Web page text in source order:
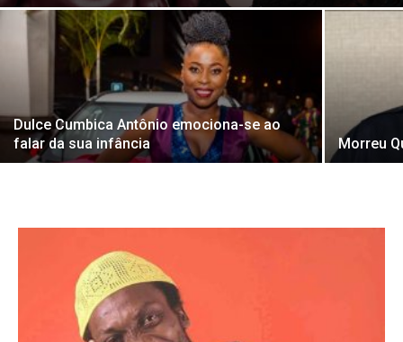
Dulce Cumbica Antônio emociona-se ao
falar da sua infância
Morreu